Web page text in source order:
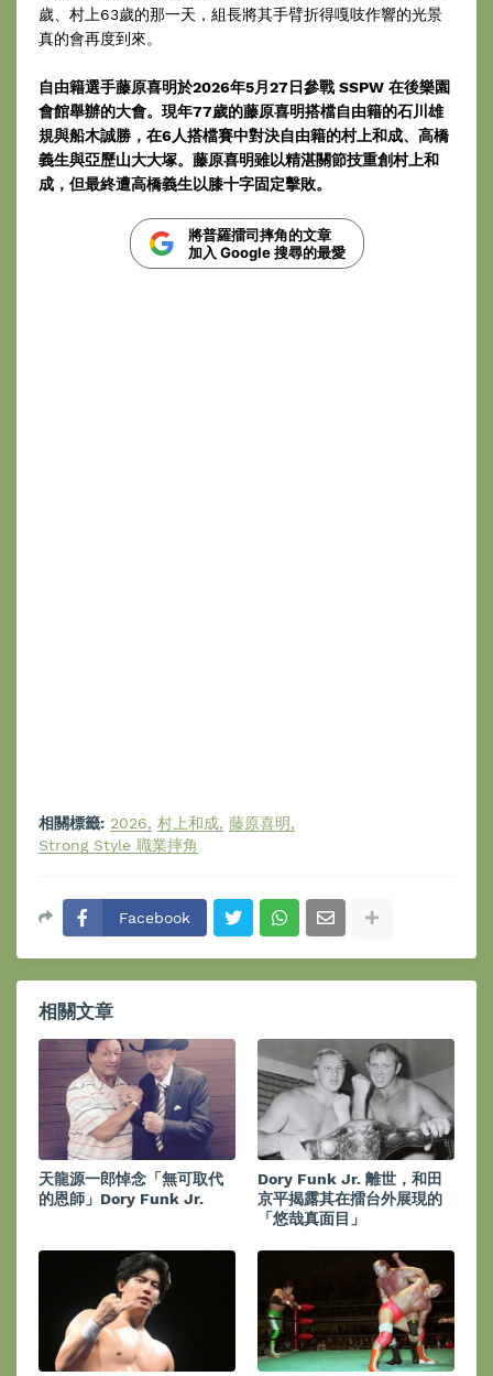
歲、村上63歲的那一天，組長將其手臂折得嘎吱作響的光景
真的會再度到來。
自由籍選手藤原喜明於2026年5月27日參戰 SSPW 在後樂園
會館舉辦的大會。現年77歲的藤原喜明搭檔自由籍的石川雄
規與船木誠勝，在6人搭檔賽中對決自由籍的村上和成、高橋
義生與亞歷山大大塚。藤原喜明雖以精湛關節技重創村上和
成，但最終遭高橋義生以膝十字固定擊敗。
將普羅擂司摔角的文章
加入 Google 搜尋的最愛
相關標籤: 2026 村上和成 藤原喜明
Strong Style 職業摔角
Facebook
相關文章
天龍源一郎悼念「無可取代
的恩師」Dory Funk Jr.
Dory Funk Jr. 離世，和田
京平揭露其在擂台外展現的
「悠哉真面目」